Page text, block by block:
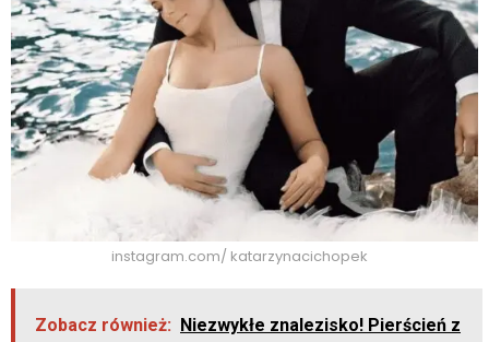
instagram.com/ katarzynacichopek
Zobacz również:
Niezwykłe znalezisko! Pierścień z